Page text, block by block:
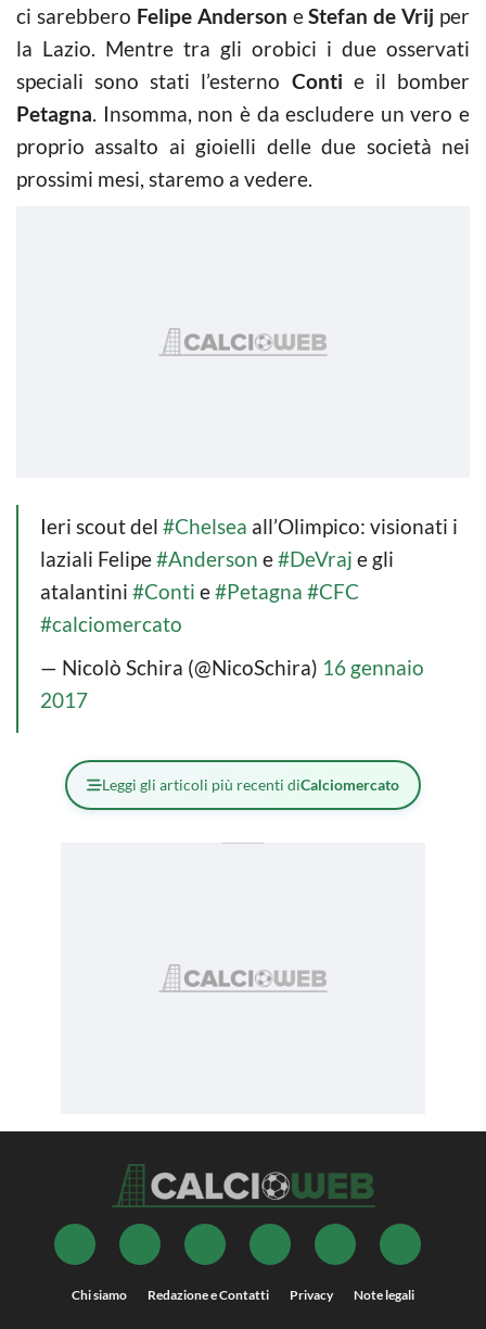
ci sarebbero Felipe Anderson eStefan de Vrij per
la Lazio. Mentre tra gli orobici i due osservati
speciali sono stati l’esterno Conti e il bomber
Petagna. Insomma, non è da escludere un vero e
proprio assalto ai gioielli delle due società nei
prossimi mesi, staremo a vedere.
Ieri scout del #Chelsea all’Olimpico: visionati i
laziali Felipe#Anderson e#DeVraj e gli
atalantini #Conti e#Petagna #CFC
#calciomercato
— Nicolò Schira (@NicoSchira) 16 gennaio
2017
Leggi gli articoli più recenti diCalciomercato
Chi siamo Redazione e Contatti Privacy Note legali